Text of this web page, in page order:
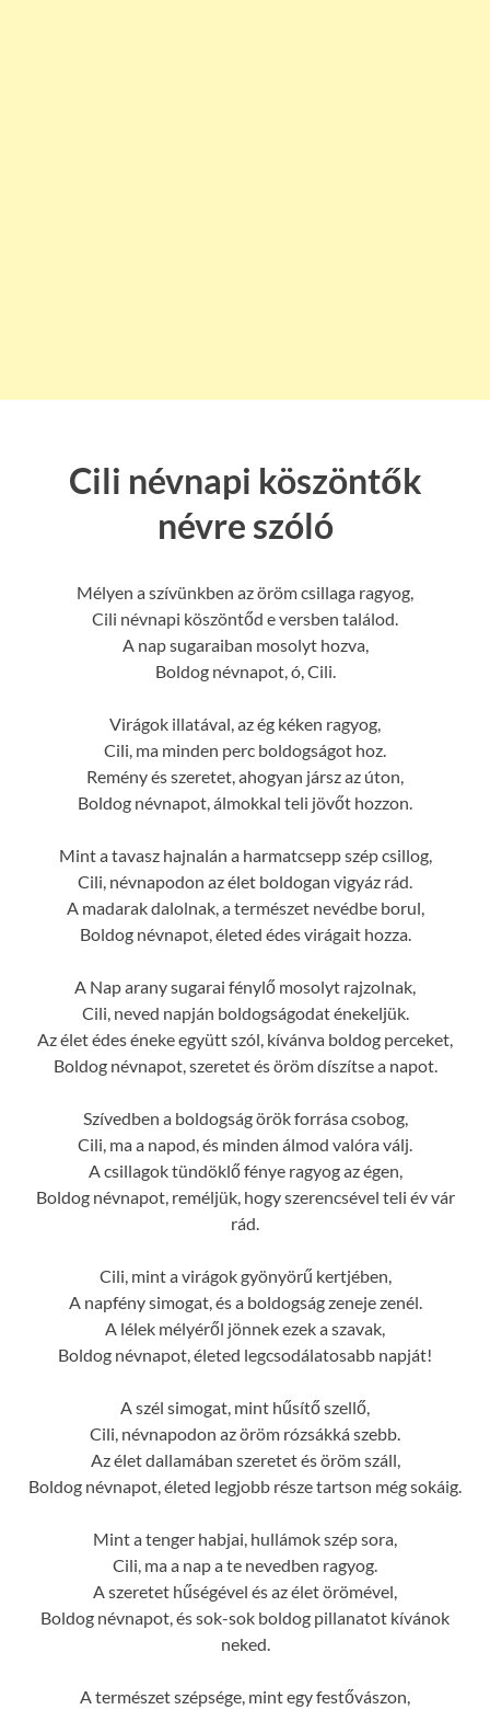
Cili névnapi köszöntők
névre szóló
Mélyen a szívünkben az öröm csillaga ragyog,
Cili névnapi köszöntőd e versben találod.
A nap sugaraiban mosolyt hozva,
Boldog névnapot, ó, Cili.
Virágok illatával, az ég kéken ragyog,
Cili, ma minden perc boldogságot hoz.
Remény és szeretet, ahogyan jársz az úton,
Boldog névnapot, álmokkal teli jövőt hozzon.
Mint a tavasz hajnalán a harmatcsepp szép csillog,
Cili, névnapodon az élet boldogan vigyáz rád.
A madarak dalolnak, a természet nevédbe borul,
Boldog névnapot, életed édes virágait hozza.
A Nap arany sugarai fénylő mosolyt rajzolnak,
Cili, neved napján boldogságodat énekeljük.
Az élet édes éneke együtt szól, kívánva boldog perceket,
Boldog névnapot, szeretet és öröm díszítse a napot.
Szívedben a boldogság örök forrása csobog,
Cili, ma a napod, és minden álmod valóra válj.
A csillagok tündöklő fénye ragyog az égen,
Boldog névnapot, reméljük, hogy szerencsével teli év vár
rád.
Cili, mint a virágok gyönyörű kertjében,
A napfény simogat, és a boldogság zeneje zenél.
A lélek mélyéről jönnek ezek a szavak,
Boldog névnapot, életed legcsodálatosabb napját!
A szél simogat, mint hűsítő szellő,
Cili, névnapodon az öröm rózsákká szebb.
Az élet dallamában szeretet és öröm száll,
Boldog névnapot, életed legjobb része tartson még sokáig.
Mint a tenger habjai, hullámok szép sora,
Cili, ma a nap a te nevedben ragyog.
A szeretet hűségével és az élet örömével,
Boldog névnapot, és sok-sok boldog pillanatot kívánok
neked.
A természet szépsége, mint egy festővászon,